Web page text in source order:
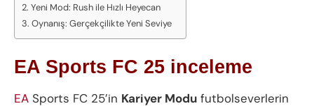
Yeni Mod: Rush ile Hızlı Heyecan
Oynanış: Gerçekçilikte Yeni Seviye
EA Sports FC 25 inceleme
EA Sports FC 25’in Kariyer Modu futbolseverlerin